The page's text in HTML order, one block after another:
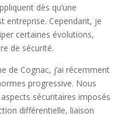
dès qu’une
entreprise. Cependant, je
certaines évolutions,
de sécurité.
de Cognac, j’ai récemment
progressive. Nous
sécuritaires imposés
différentielle, liaison